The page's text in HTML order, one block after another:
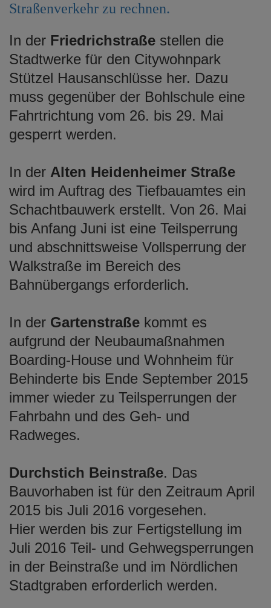
Straßenverkehr zu rechnen.
In der Friedrichstraße stellen die
Stadtwerke für den Citywohnpark
Stützel Hausanschlüsse her. Dazu
muss gegenüber der Bohlschule eine
Fahrtrichtung vom 26. bis 29. Mai
gesperrt werden.
In der Alten Heidenheimer Straße
wird im Auftrag des Tiefbauamtes ein
Schachtbauwerk erstellt. Von 26. Mai
bis Anfang Juni ist eine Teilsperrung
und abschnittsweise Vollsperrung der
Walkstraße im Bereich des
Bahnübergangs erforderlich.
In der Gartenstraße kommt es
aufgrund der Neubaumaßnahmen
Boarding-House und Wohnheim für
Behinderte bis Ende September 2015
immer wieder zu Teilsperrungen der
Fahrbahn und des Geh- und
Radweges.
Durchstich Beinstraße. Das
Bauvorhaben ist für den Zeitraum April
2015 bis Juli 2016 vorgesehen.
Hier werden bis zur Fertigstellung im
Juli 2016 Teil- und Gehwegsperrungen
in der Beinstraße und im Nördlichen
Stadtgraben erforderlich werden.